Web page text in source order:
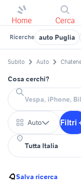
Home Cerca
Ricerche auto Puglia
Subito Auto
Cosa cerchi?
Auto Filtri
Salva ricerca